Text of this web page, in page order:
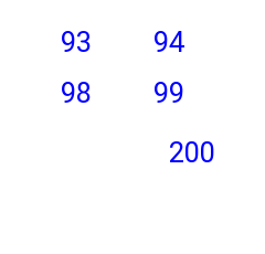
93
94
98
99
200